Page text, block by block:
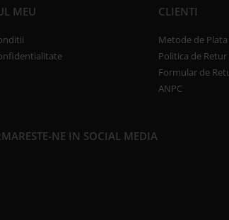
MEU CLIENTI
Metode de Plata
Politica de Retur
Formular de
ANPC
NE IN SOCIAL MEDIA